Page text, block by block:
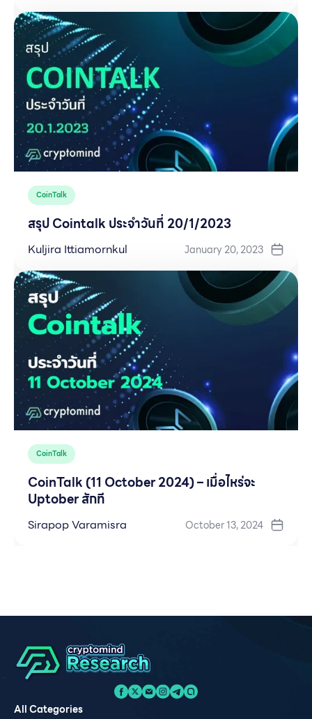
CoinTalk
สรุป Cointalk ประจำวันที่ 20/1/2023
Kuljira Ittiamornkul January 20, 2023
CoinTalk
CoinTalk (11 October 2024) – เมื่อไหร่จะ
Uptober สักที
Sirapop Varamisra October 13, 2024
All Categories